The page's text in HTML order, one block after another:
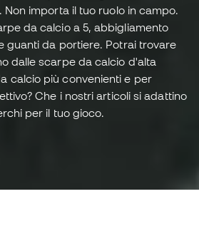
importa il tuo ruolo in campo.
da calcio a 5, abbigliamento
guanti da portiere. Potrai trovare
dalle scarpe da calcio d'alta
calcio più convenienti e per
Che i nostri articoli si adattino
per il tuo gioco.